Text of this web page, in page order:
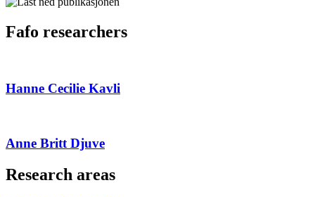
Fafo researchers
Hanne Cecilie Kavli
Anne Britt Djuve
Research areas